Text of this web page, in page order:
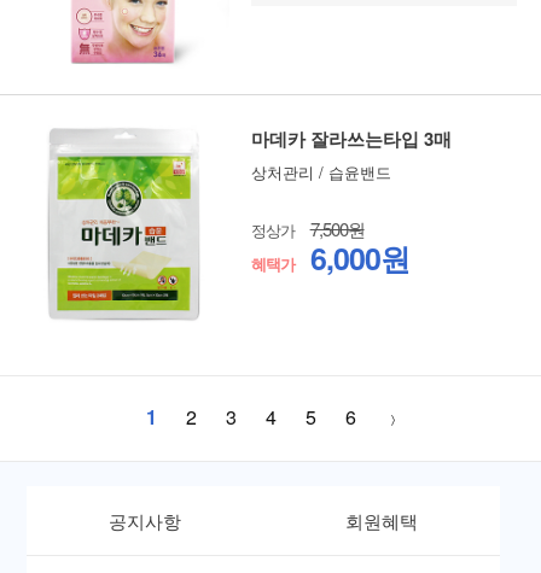
마데카 잘라쓰는타입 3매
상처관리 / 습윤밴드
정상가 7,500원
혜택가 6,000원
1 2 3 4 5 6
공지사항 회원혜택